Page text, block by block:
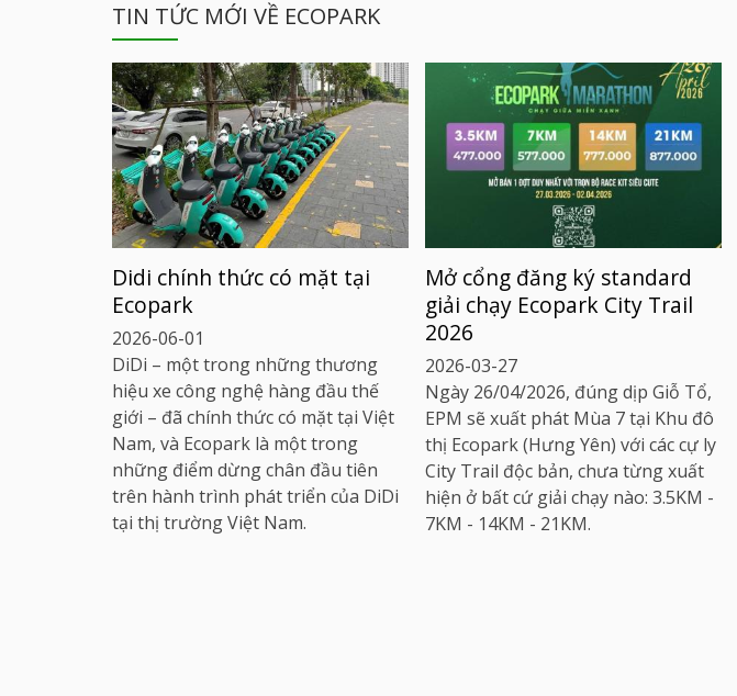
TIN TỨC MỚI VỀ ECOPARK
Didi chính thức có mặt tại
Ecopark
2026-06-01
DiDi – một trong những thương
hiệu xe công nghệ hàng đầu thế
giới – đã chính thức có mặt tại Việt
Nam, và Ecopark là một trong
những điểm dừng chân đầu tiên
trên hành trình phát triển của DiDi
tại thị trường Việt Nam.
Mở cổng đăng ký standard
giải chạy Ecopark City Trail
2026
2026-03-27
Ngày 26/04/2026, đúng dịp Giỗ Tổ,
EPM sẽ xuất phát Mùa 7 tại Khu đô
thị Ecopark (Hưng Yên) với các cự ly
City Trail độc bản, chưa từng xuất
hiện ở bất cứ giải chạy nào: 3.5KM -
7KM - 14KM - 21KM.
Previous
Next